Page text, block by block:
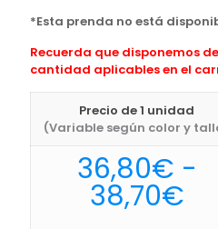
*Esta prenda no está
Recuerda que disponemos
cantidad aplicables en el
Precio de 1 unidad
(Variable según color y
36,80€ -
38,70€